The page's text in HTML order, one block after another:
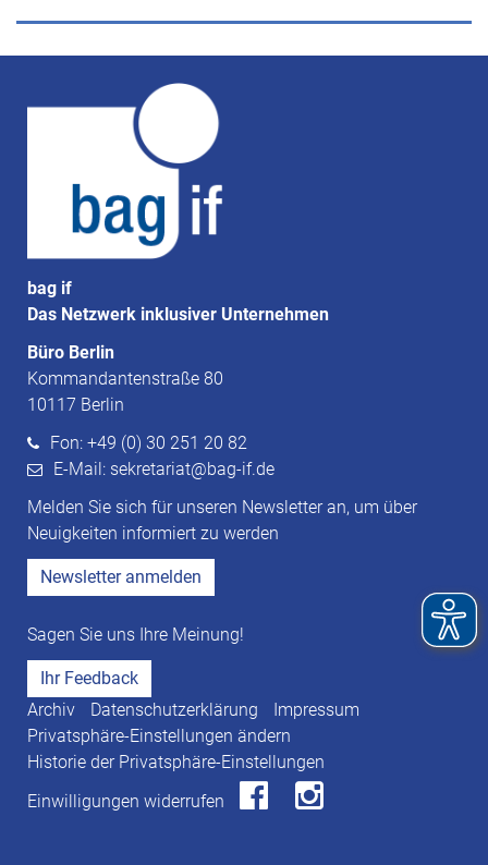
bag if
Das Netzwerk inklusiver Unternehmen
Büro Berlin
Kommandantenstraße 80
10117 Berlin
Fon: +49 (0) 30 251 20 82
E-Mail: sekretariat@bag-if.de
Melden Sie sich für unseren Newsletter an, um über
Neuigkeiten informiert zu werden
Newsletter anmelden
Sagen Sie uns Ihre Meinung!
Ihr Feedback
Archiv
Datenschutzerklärung
Impressum
Privatsphäre-Einstellungen ändern
Historie der Privatsphäre-Einstellungen
Einwilligungen widerrufen